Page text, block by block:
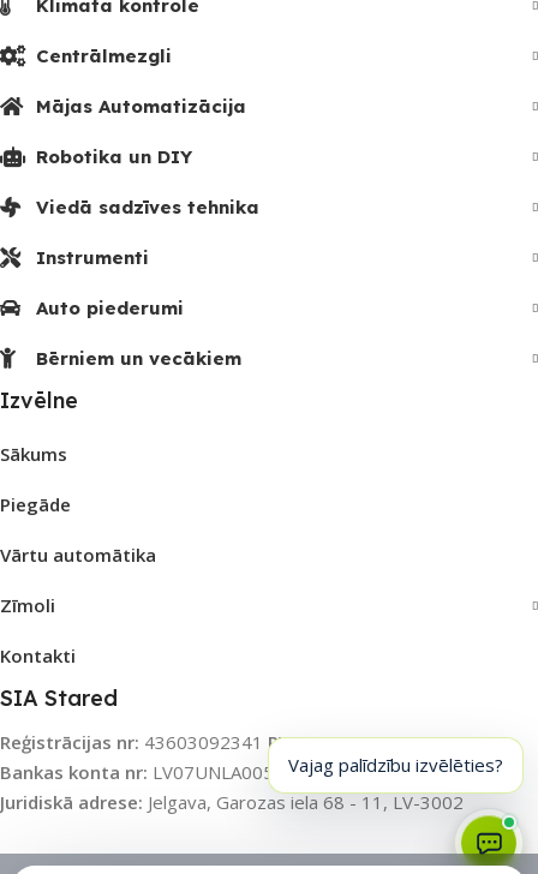
Klimata kontrole
Centrālmezgli
Mājas Automatizācija
Robotika un DIY
Viedā sadzīves tehnika
Instrumenti
Auto piederumi
Bērniem un vecākiem
Izvēlne
Sākums
Piegāde
Vārtu automātika
Zīmoli
Kontakti
SIA Stared
Reģistrācijas nr: 43603092341 PVN nr:LV43603092341
Bankas konta nr: LV07UNLA0055003115031Banka:SEB AS
Juridiskā adrese: Jelgava, Garozas iela 68 - 11, LV-3002
Vajag palīdzību izvēlēties?